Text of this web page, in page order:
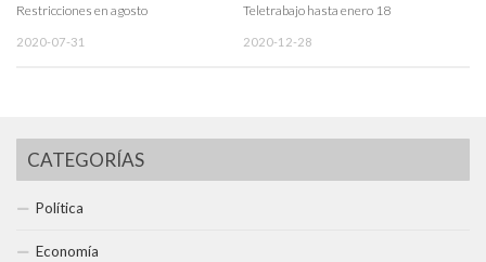
Restricciones en agosto
2020-07-31
Teletrabajo hasta enero 18
2020-12-28
CATEGORÍAS
Política
Economía